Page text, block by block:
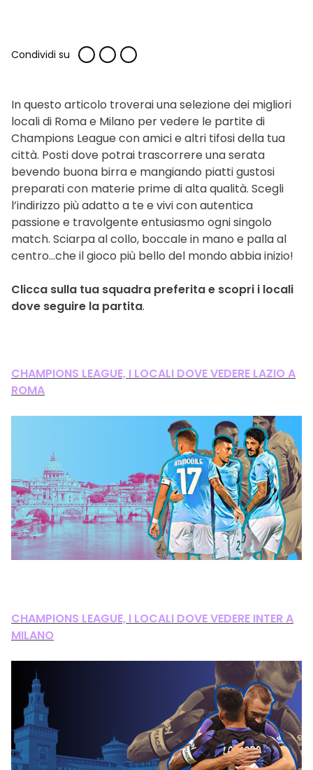
Condividi su
In questo articolo troverai una selezione dei migliori
locali di Roma e Milano per vedere le partite di
Champions League con amici e altri tifosi della tua
città. Posti dove potrai trascorrere una serata
bevendo buona birra e mangiando piatti gustosi
preparati con materie prime di alta qualità. Scegli
l’indirizzo più adatto a te e vivi con autentica
passione e travolgente entusiasmo ogni singolo
match. Sciarpa al collo, boccale in mano e palla al
centro…che il gioco più bello del mondo abbia inizio!
Clicca sulla tua squadra preferita e scopri i locali
dove seguire la partita.
CHAMPIONS LEAGUE, I LOCALI DOVE VEDERE LAZIO A
ROMA
CHAMPIONS LEAGUE, I LOCALI DOVE VEDERE INTER A
MILANO